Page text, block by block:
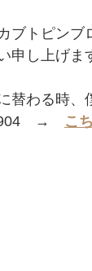
ブトピンブ
申し上げま
替わる時
　→ こ